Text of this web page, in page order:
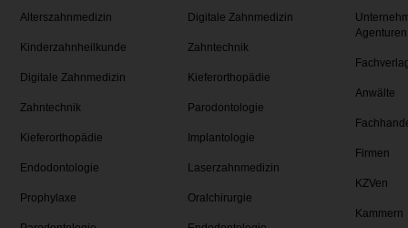
Alterszahnmedizin
Kinderzahnheilkunde
Digitale Zahnmedizin
Zahntechnik
Kieferorthopädie
Endodontologie
Prophylaxe
Digitale Zahnmedizin
Zahntechnik
Kieferorthopädie
Parodontologie
Implantologie
Laserzahnmedizin
Oralchirurgie
Agenturen
Anwälte
Firmen
KZVen
Kammern